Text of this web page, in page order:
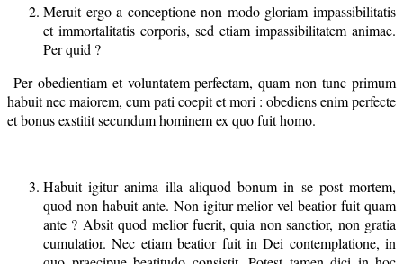
Meruit ergo a conceptione non modo gloriam impassibilitatis
et immortalitatis corporis, sed etiam impassibilitatem animae.
Per quid ?
Per obedientiam et voluntatem perfectam, quam non tunc primum
habuit nec maiorem, cum pati coepit et mori : obediens enim perfecte
et bonus exstitit secundum hominem ex quo fuit homo.
Habuit igitur anima illa aliquod bonum in se post mortem,
quod non habuit ante. Non igitur melior vel beatior fuit quam
ante ? Absit quod melior fuerit, quia non sanctior, non gratia
cumulatior. Nec etiam beatior fuit in Dei contemplatione, in